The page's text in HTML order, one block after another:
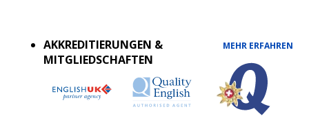
AKKREDITIERUNGEN &
MITGLIEDSCHAFTEN
MEHR ERFAHREN